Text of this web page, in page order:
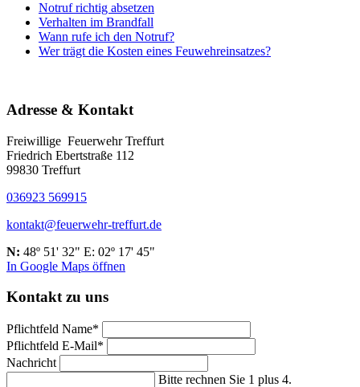
Notruf richtig absetzen
Verhalten im Brandfall
Wann rufe ich den Notruf?
Wer trägt die Kosten eines Feuwehreinsatzes?
Adresse & Kontakt
Freiwillige Feuerwehr Treffurt
Friedrich Ebertstraße 112
99830 Treffurt
036923 569915
kontakt@feuerwehr-treffurt.de
N: 48º 51' 32" E: 02º 17' 45"
In Google Maps öffnen
Kontakt zu uns
Pflichtfeld Name*
Pflichtfeld E-Mail*
Nachricht
Bitte rechnen Sie 1 plus 4.